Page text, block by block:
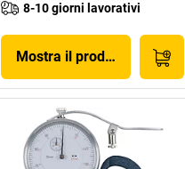
8-10 giorni lavorativi
Mostra il prodotto